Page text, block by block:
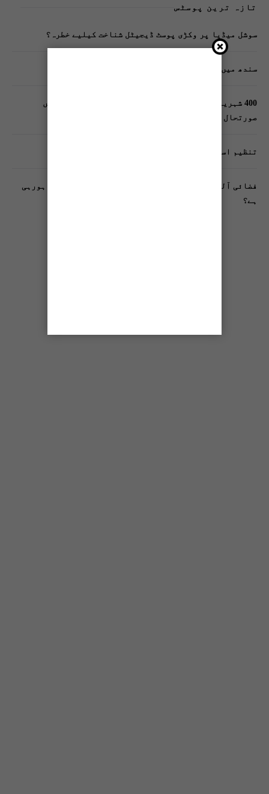
تازہ ترین پوسٹس
سوشل میڈیا پر وکڑی پوسٹ ڈیجیٹل شناخت کیلیے خطرہ؟
سندھ میں گاڑیوں کی انشورنس لازمی قرار
400 شہریوں کیلئے ایک پولیس اہلکار لازمی، کراچی میں
صورتحال کیا ہے؟
تنظیم اسلامی کے زیرِ اہتمام ملک گیر آگاہی مہم!
فضائی آلودگی انسانی دماغ کیلیے کیسے خطرناک ثابت ہورہی
ہے؟